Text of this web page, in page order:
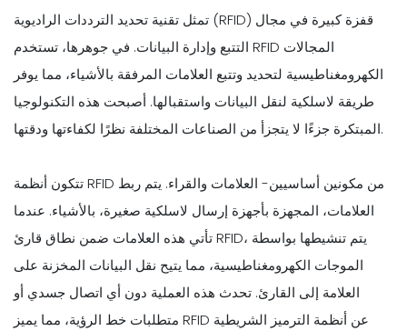
تمثل تقنية تحديد الترددات الراديوية (RFID) قفزة كبيرة في مجال
التتبع وإدارة البيانات. في جوهرها، تستخدم RFID المجالات
الكهرومغناطيسية لتحديد وتتبع العلامات المرفقة بالأشياء، مما يوفر
طريقة لاسلكية لنقل البيانات واستقبالها. أصبحت هذه التكنولوجيا
المبتكرة جزءًا لا يتجزأ من الصناعات المختلفة نظرًا لكفاءتها ودقتها.
تتكون أنظمة RFID من مكونين أساسيين- العلامات والقراء. يتم ربط
العلامات، المجهزة بأجهزة إرسال لاسلكية صغيرة، بالأشياء. عندما
تأتي هذه العلامات ضمن نطاق قارئ RFID، يتم تنشيطها بواسطة
الموجات الكهرومغناطيسية، مما يتيح نقل البيانات المخزنة على
العلامة إلى القارئ. تحدث هذه العملية دون أي اتصال جسدي أو
متطلبات خط الرؤية، مما يميز RFID عن أنظمة الترميز الشريطية